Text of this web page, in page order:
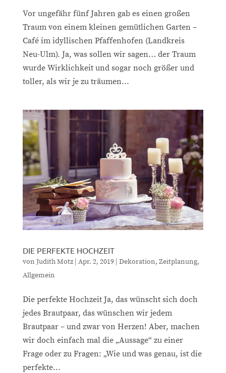
Vor ungefähr fünf Jahren gab es einen großen
Traum von einem kleinen gemütlichen Garten –
Café im idyllischen Pfaffenhofen (Landkreis
Neu-Ulm). Ja, was sollen wir sagen… der Traum
wurde Wirklichkeit und sogar noch größer und
toller, als wir je zu träumen...
DIE PERFEKTE HOCHZEIT
von Judith Motz| Apr. 2, 2019| Dekoration, Zeitplanung,
Allgemein
Die perfekte Hochzeit Ja, das wünscht sich doch
jedes Brautpaar, das wünschen wir jedem
Brautpaar – und zwar von Herzen! Aber, machen
wir doch einfach mal die „Aussage“ zu einer
Frage oder zu Fragen: „Wie und was genau, ist die
perfekte...